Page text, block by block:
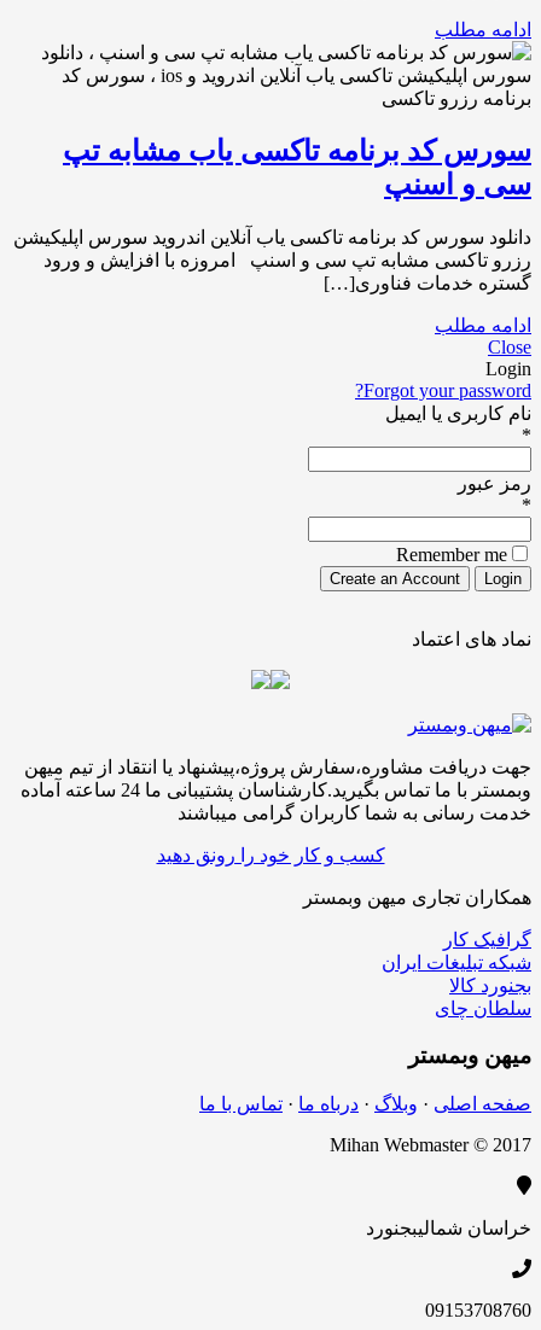
ادامه مطلب
سورس کد برنامه تاکسی یاب مشابه تپ
سی و اسنپ
دانلود سورس کد برنامه تاکسی یاب آنلاین اندروید سورس اپلیکیشن
رزرو تاکسی مشابه تپ سی و اسنپ امروزه با افزایش و ورود
گستره خدمات فناوری[…]
ادامه مطلب
Close
Login
Forgot your password?
نام کاربری یا ایمیل
*
رمز عبور
*
Remember me
نماد های اعتماد
جهت دریافت مشاوره،سفارش پروژه،پیشنهاد یا انتقاد از تیم میهن
وبمستر با ما تماس بگیرید.کارشناسان پشتیبانی ما 24 ساعته آماده
خدمت رسانی به شما کاربران گرامی میباشند
کسب و کار خود را رونق دهید
همکاران تجاری میهن وبمستر
گرافیک کار
شبکه تبلیغات ایران
بجنورد کالا
سلطان چای
میهن وبمستر
صفحه اصلی · وبلاگ · درباه ما · تماس با ما
Mihan Webmaster © 2017
خراسان شمالیبجنورد
09153708760